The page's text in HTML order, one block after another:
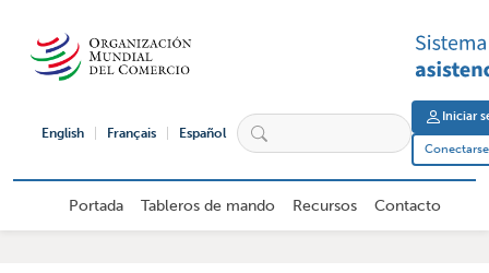
English Français Español
User
Iniciar
Navegación principal de usuario
Portada Tableros de mando Recursos Contacto